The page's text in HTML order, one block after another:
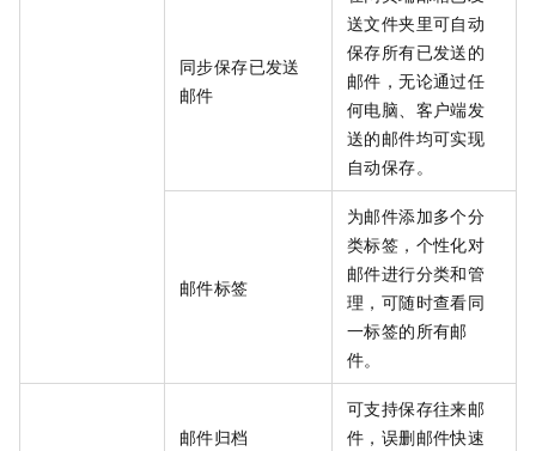
同步保存已发送
邮件
送文件夹里可自动
保存所有已发送的
邮件，无论通过任
何电脑、客户端发
送的邮件均可实现
自动保存。
邮件标签
为邮件添加多个分
类标签，个性化对
邮件进行分类和管
理，可随时查看同
一标签的所有邮
件。
邮件归档
可支持保存往来邮
件，误删邮件快速